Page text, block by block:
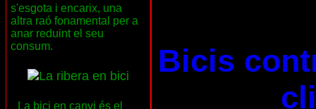
s'esgota i encarix, una
altra raó fonamental per a
anar reduint el seu
consum.
La bici en canvi és el
Bicis